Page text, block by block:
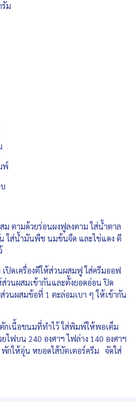
ม
พ์
ม ตามด้วยร่อนผงฟูลงตาม ใส่น้ำตาล
น ใส่น้ำมันพืช นมข้นจืด และไข่แดง ตี
เปิดเครื่องตีให้ส่วนผสมฟู ใส่ครีมออฟ
วนผสมเข้ากันและตั้งยอดอ่อน ปิด
วนผสมข้อที่ 1 ตะล่อมเบา ๆ ให้เข้ากัน
กเนื้อขนมที่ทำไว้ ใส่พิมพ์ให้พอเต็ม
ฟบน 240 องศาฯ ไฟล่าง 140 องศาฯ
กให้อุ่น หยอดไส้บัตเตอร์ครีม จัดใส่